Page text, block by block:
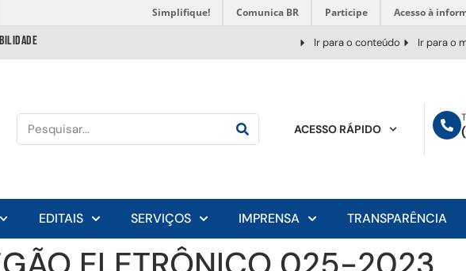
Simplifique! Comunica BR Participe Acesso à
Ir para o conteúdo Ir para o
ACESSO RÁPIDO
EDITAIS SERVIÇOS IMPRENSA TRANSPARÊNCIA